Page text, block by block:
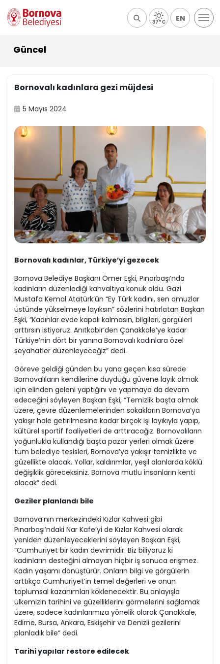
37°C EN
Güncel
Bornovalı kadınlara gezi müjdesi
5 Mayıs 2024
Bornovalı kadınlar, Türkiye’yi gezecek
Bornova Belediye Başkanı Ömer Eşki, Pınarbaşı’nda
kadınların düzenlediği kahvaltıya konuk oldu. Gazi
Mustafa Kemal Atatürk’ün “Ey Türk kadını, sen omuzlar
üstünde yükselmeye layıksın” sözlerini hatırlatan Başkan
Eşki, “Kadınlar evde kapalı kalmasın, bilgileri, görgüleri
arttırsın istiyoruz. Anıtkabir’den Çanakkale’ye kadar
Türkiye’nin dört bir yanına Bornovalı kadınlara özel
seyahatler düzenleyeceğiz” dedi.
Göreve geldiği günden bu yana geçen kısa sürede
Bornovalıların kendilerine duyduğu güvene layık olmak
için elinden geleni yaptığını ve yapmaya da devam
edeceğini söyleyen Başkan Eşki, “Temizlik başta olmak
üzere, çevre düzenlemelerinden sokakların Bornova’ya
yakışır hale getirilmesine kadar birçok işi layıkıyla yapıp,
kültürel sportif faaliyetleri de arttıracağız. Bornovalıların
yoğunlukla kullandığı başta pazar yerleri olmak üzere
tüm belediye tesisleri, Bornova’ya yakışır temizlikte ve
güzellikte olacak. Yollar, kaldırımlar, yeşil alanlarda köklü
değişiklik göreceksiniz. Bornova mutlu insanların kenti
olacak” dedi.
Geziler planlandı bile
Bornova’nın merkezindeki Kızlar Kahvesi gibi
Pınarbaşı’ndaki Nar Kafe’yi de Kızlar Kahvesi olarak
yeniden düzenleyeceklerini söyleyen Başkan Eşki,
“Cumhuriyet bir kadın devrimidir. Biz biliyoruz ki
kadınların desteğini almayan hiçbir iş sonuca erişmez.
Kadın yaşamı dönüştürür. Onların bilgi ve görgülerin
arttıkça Cumhuriyet’in temel değerleri ve onun
toplumsal kazanımları köklenecektir. Bu anlayışla
ülkemizin tarihini ve güzelliklerini görmelerini sağlamak
üzere, sadece kadınlarımıza yönelik olarak Çanakkale,
Edirne, Bursa, Ankara, Eskişehir ve Denizli gezilerini
planladık bile” dedi.
Tarihi yapılar restore edilecek